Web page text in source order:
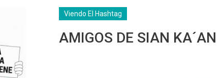
Viendo El Hashtag
AMIGOS DE SIAN KA´AN